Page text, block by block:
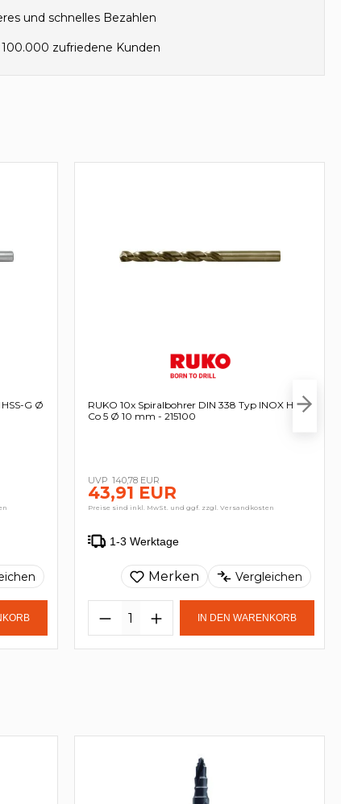
und schnelles Bezahlen
zufriedene Kunden
G Ø
RUKO 10x Spiralbohrer DIN 338 Typ INOX HSS-
Co 5 Ø 10 mm - 215100
140,78 EUR
43,91 EUR
Preise sind inkl. MwSt. und ggf. zzgl. Versandkosten
1-3 Werktage
Merken Vergleichen
IN DEN WARENKORB